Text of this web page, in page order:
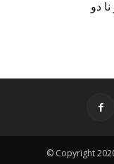
دو
© Copyright